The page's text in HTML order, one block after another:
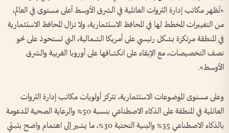
«تُظهر مكاتب إدارة الثروات العائلية في الشرق الأوسط أعلى مستوى في العالم،
من التغييرات المخطط لها في المحافظ الاستثمارية، ولا تزال المحافظ الاستثمارية
في المنطقة مرتكزة بشكل رئيسي على أمريكا الشمالية، التي تستحوذ على نحو
نصف التخصيصات، مع الإبقاء على انكشافها على أوروبا الغربية والشرق
الأوسط».
وعلى مستوى الموضوعات الاستثمارية، تتركز أولويات مكاتب إدارة الثروات
العائلية في المنطقة على الذكاء الاصطناعي بنسبة 50% والرعاية الصحية المدعومة
بالذكاء الاصطناعي 35% والبنية التحتية 30%، ما يشير إلى اهتمام واضح بتبنّي